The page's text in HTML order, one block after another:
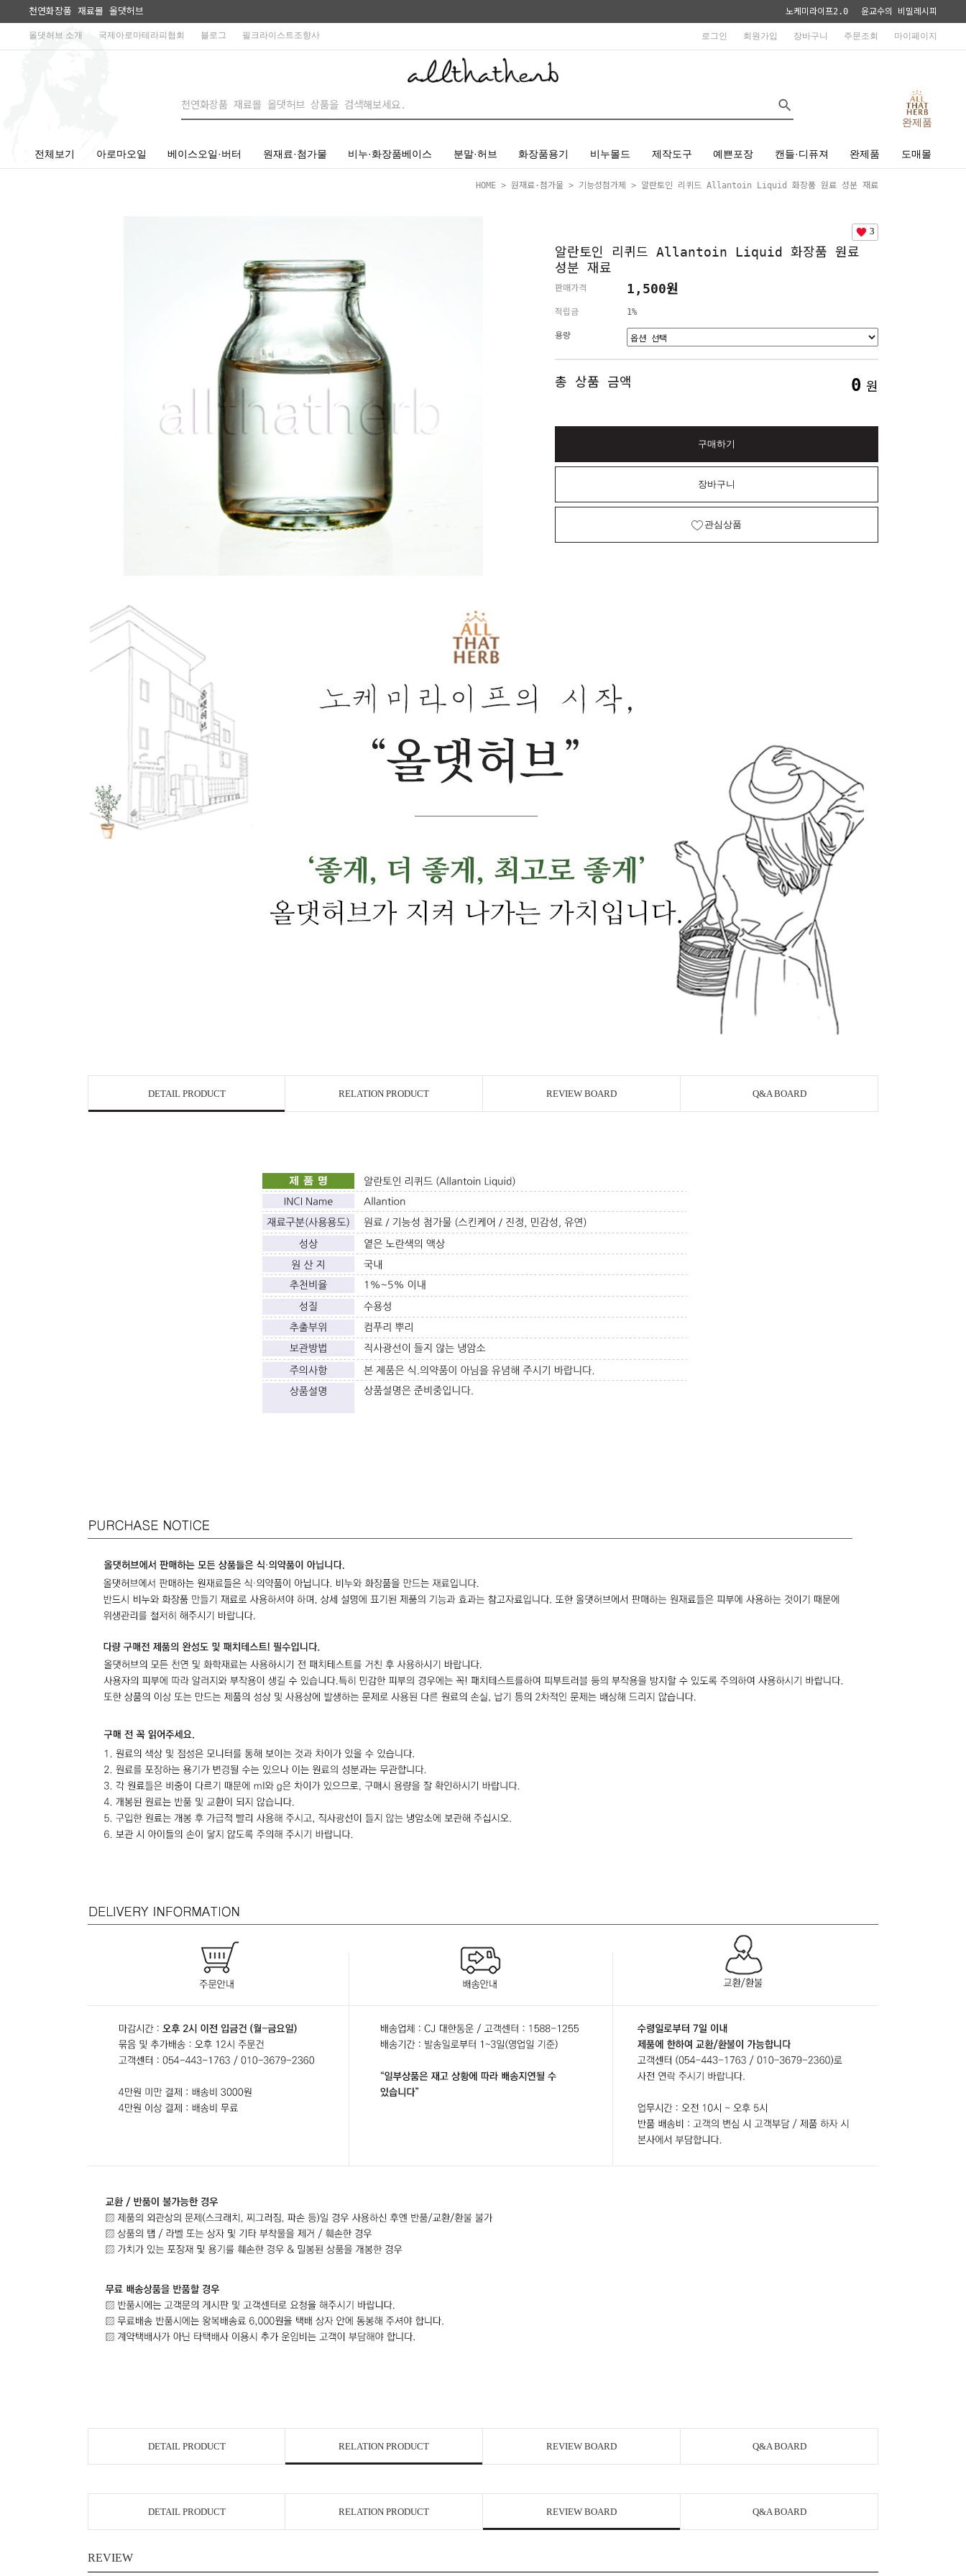
천연화장품 재료몰 올댓허브 노케미라이프2.0 윤교수의 비밀레시피
올댓허브 소개 국제아로마테라피협회 블로그 필크라이스트조향사 로그인 회원가입 장바구니 주문조회 마이페이지
완제품
전체보기 아로마오일 베이스오일·버터 원재료·첨가물 비누·화장품베이스 분말·허브 화장품용기 비누몰드 제작도구 예쁜포장 캔들·디퓨져 완제품 도매몰
HOME > 원재료·첨가물 > 기능성첨가제 > 알란토인 리퀴드 Allantoin Liquid 화장품 원료 성분 재료
3
알란토인 리퀴드 Allantoin Liquid 화장품 원료
성분 재료
판매가격 1,500원
적립금 1%
용량
총 상품 금액 0 원
구매하기
장바구니
관심상품
DETAIL PRODUCT RELATION PRODUCT REVIEW BOARD Q&A BOARD
DETAIL PRODUCT RELATION PRODUCT REVIEW BOARD Q&A BOARD
DETAIL PRODUCT RELATION PRODUCT REVIEW BOARD Q&A BOARD
REVIEW